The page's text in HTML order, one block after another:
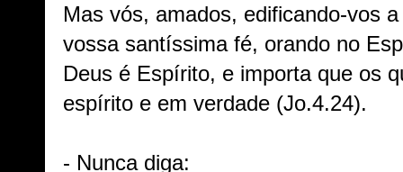
Mas vós, amados, edificando-vos
vossa santíssima fé, orando no
Deus é Espírito, e importa que os
espírito e em verdade (Jo.4.24).
- Nunca diga: